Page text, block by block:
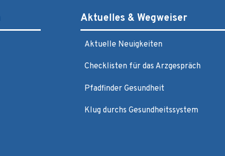
Aktuelles & Wegweiser
Aktuelle Neuigkeiten
Checklisten für das Arzgespräch
Pfadfinder Gesundheit
Klug durchs Gesundheitssystem